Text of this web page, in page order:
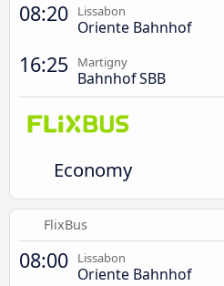
08:20 Lissabon
Oriente Bahnhof
16:25 Martigny
Bahnhof SBB
Economy
FlixBus
08:00 Lissabon
Oriente Bahnhof